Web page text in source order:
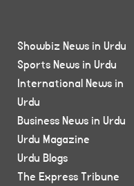
Showbiz News in Urdu
Sports News in Urdu
International News in
Urdu
Business News in Urdu
Urdu Magazine
Urdu Blogs
The Express Tribune